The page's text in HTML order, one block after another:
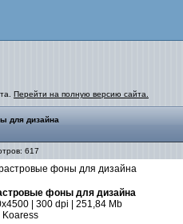
Перейти на полную версию сайта.
для дизайна
617
фоны для дизайна
| 300 dpi | 251,84 Mb
Koaress